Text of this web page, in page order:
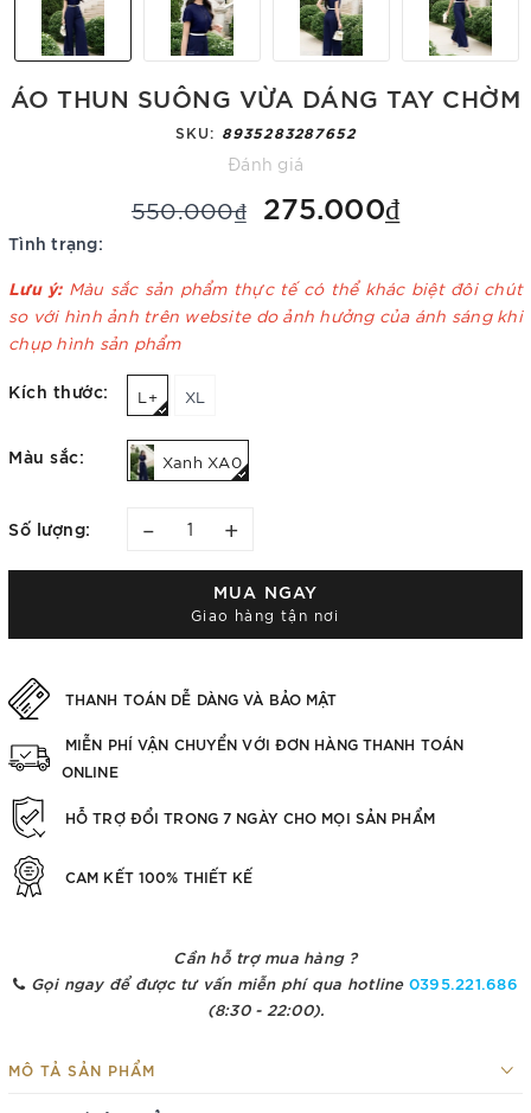
ÁO THUN SUÔNG VỪA DÁNG TAY CHỜM
SKU: 8935283287652
Đánh giá
550.000₫ 275.000₫
Tình trạng:
Lưu ý: Màu sắc sản phẩm thực tế có thể khác biệt đôi chút
so với hình ảnh trên website do ảnh hưởng của ánh sáng khi
chụp hình sản phẩm
Kích thước: L+ XL
Màu sắc: Xanh XA0
Số lượng: – +
MUA NGAY
Giao hàng tận nơi
THANH TOÁN DỄ DÀNG VÀ BẢO MẬT
MIỄN PHÍ VẬN CHUYỂN VỚI ĐƠN HÀNG THANH TOÁN
ONLINE
HỖ TRỢ ĐỔI TRONG 7 NGÀY CHO MỌI SẢN PHẨM
CAM KẾT 100% THIẾT KẾ
Cần hỗ trợ mua hàng ?
Gọi ngay để được tư vấn miễn phí qua hotline 0395.221.686
(8:30 - 22:00).
MÔ TẢ SẢN PHẨM